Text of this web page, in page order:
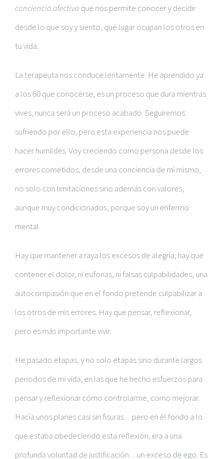
conciencia afectiva que nos permite conocer y decidir
desde lo que soy y siento, qué lugar ocupan los otros en
tu vida.
La terapeuta nos conduce lentamente. He aprendido ya
a los 60 que conocerse, es un proceso que dura mientras
vives, nunca será un proceso acabado. Seguiremos
sufriendo por ello, pero esta experiencia nos puede
hacer humildes. Voy creciendo como persona desde los
errores cometidos, desde una conciencia de mí mismo,
no solo con limitaciones sino además con valores,
aunque muy condicionados, porque soy un enfermo
mental.
Hay que mantener a raya los excesos de alegría, hay que
contener el dolor, ni euforias, ni falsas culpabilidades, una
autocompasión que en el fondo pretende culpabilizar a
los otros de mis errores. Hay que pensar, reflexionar,
pero es más importante vivir.
He pasado etapas, y no solo etapas sino durante largos
periodos de mi vida, en las que he hecho esfuerzos para
pensar y reflexionar cómo controlarme, como mejorar.
Hacía unos planes casi sin fisuras…pero en él fondo a lo
que estaba obedeciendo esta reflexión, era a una
profunda voluntad de justificación…un exceso de ego. Es